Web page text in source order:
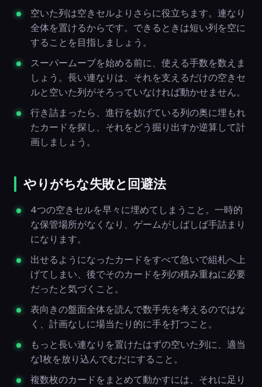
空いた列は空きセルよりさらに役立ちます。連なり
全体を置けるからです。できるときは短い列を空に
することを目指しましょう。
スーパームーブを始める前に、使える手数を数えま
しょう。長い連なりは、それを支えるだけの空きセ
ルと空いた列がそろっていなければ動かせません。
行き詰まったら、進行を妨げている列の奥に埋もれ
たカードを探し、それをどう掘り出すか逆算して計
画しましょう。
やりがちな失敗と回避法
4つの空きセルを早々に埋めてしまうこと。一時的
な保管場所がなくなり、ゲームがしばしば手詰まり
になります。
出せるようになったカードをすべて急いで組札へ上
げてしまい、後でそのカードを列の積み重ねに必要
だったと気づくこと。
表向きの盤面全体を読んで数手先を考えるのではな
く、計画なしに場当たり的に手を打つこと。
もっと長い連なりを置けたはずの空いた列に、適当
な1枚を放り込んでむだにすること。
複数枚のカードをまとめて動かすには、それに足り